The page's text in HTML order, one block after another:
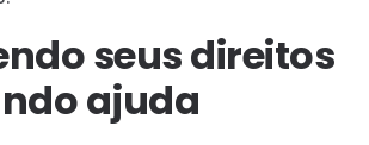
seus direitos
ajuda